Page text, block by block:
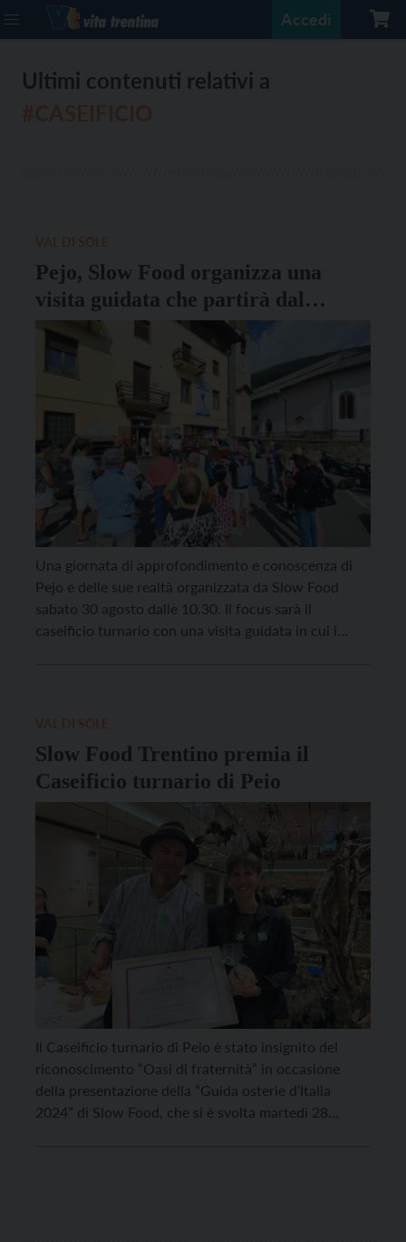
Accedi
Ultimi contenuti relativi a
Pejo, Slow Food organizza una
visita guidata che partirà dal
caseificio
Una giornata di approfondimento e conoscenza di
Pejo e delle sue realtà organizzata da Slow Food
sabato 30 agosto dalle 10.30. Il focus sarà il
caseificio turnario con una visita guidata in cui i
Slow Food Trentino premia il
Caseificio turnario di Peio
Il Caseificio turnario di Peio è stato insignito del
riconoscimento “Oasi di fraternità” in occasione
della presentazione della “Guida osterie d’Italia
2024” di Slow Food, che si è svolta martedì 28